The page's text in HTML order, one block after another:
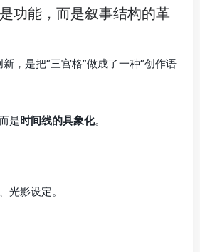
功能，而是叙事结构的革
，是把“三宫格”做成了一种“创作语
是时间线的具象化。
光影设定。